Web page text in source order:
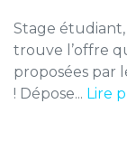
Stage
trouve l’offre
proposées par
! Dépose... Lire